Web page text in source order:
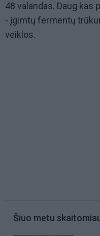
48 valandas. Daug kas
- įgimtų fermentų
veiklos.
Šiuo metu